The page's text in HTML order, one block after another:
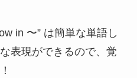
in 〜” は簡単な単語し
表現ができるので、覚